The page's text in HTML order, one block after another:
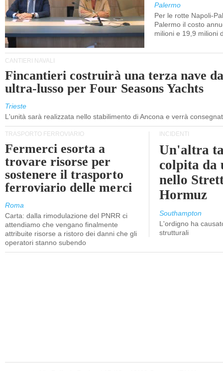
Palermo
Per le rotte Napoli-
Palermo il costo
milioni e 19,9 milioni
CANTIERI NAVALI
Fincantieri costruirà una terza nave
ultra-lusso per Four Seasons Yachts
Trieste
L'unità sarà realizzata nello stabilimento di Ancona e verrà
TRASPORTO FERROVIARIO
Fermerci esorta a
trovare risorse per
sostenere il trasporto
ferroviario delle merci
Roma
Carta: dalla rimodulazione del PNRR ci
attendiamo che vengano finalmente
attribuite risorse a ristoro dei danni che gli
operatori stanno subendo
INCIDENTI
Un'altra
colpita da
nello
Hormuz
Southampton
L'ordigno ha
strutturali